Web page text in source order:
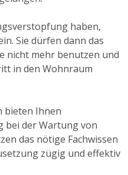
haben,
Sie dürfen dann das
nicht mehr benutzen und
in den Wohnraum
bieten Ihnen
bei der Wartung von
das nötige Fachwissen
zügig und effektiv